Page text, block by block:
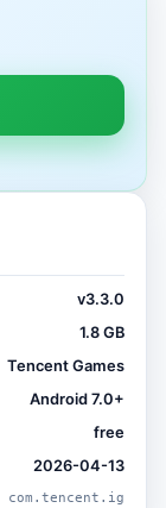
v3.3.0
1.8 GB
Tencent Games
Android 7.0+
free
2026-04-13
com.tencent.ig